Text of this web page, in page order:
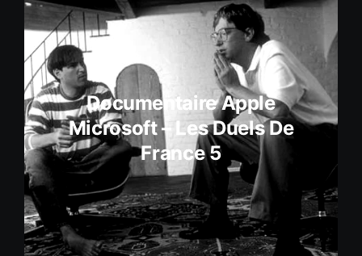
Documentaire Apple
Microsoft – Les Duels De
France 5